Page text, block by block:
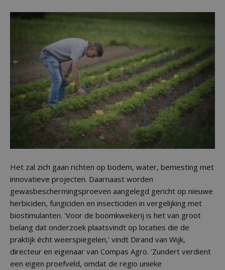
Het zal zich gaan richten op bodem, water, bemesting met
innovatieve projecten. Daarnaast worden
gewasbeschermingsproeven aangelegd gericht op nieuwe
herbiciden, fungiciden en insecticiden in vergelijking met
biostimulanten. 'Voor de boomkwekerij is het van groot
belang dat onderzoek plaatsvindt op locaties die de
praktijk écht weerspiegelen,' vindt Dirand van Wijk,
directeur en eigenaar van Compas Agro. 'Zundert verdient
een eigen proefveld, omdat de regio unieke